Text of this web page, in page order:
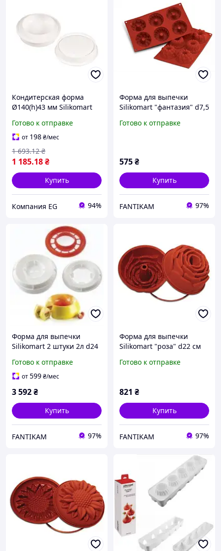
Кондитерская форма
Ø140(h)43 мм Silikomart
Готово к отправке
от 198₴/мес
1 185.18₴
1 693.12 ₴
Купить
Компания EG 94%
Форма для выпечки
Silikomart "фантазия" d7,5
(SF061/C) с быстрой
Готово к отправке
575₴
Купить
FANTIKAM 97%
Форма для выпечки
Silikomart 2 штуки 2л d24
FLAME) с быстрой
доставкой по Украине
Готово к отправке
от599₴/мес
3 592₴
Купить
FANTIKAM 97%
Форма для выпечки
Silikomart "роза" d22 см
с быстрой доставкой по
Готово к отправке
821 ₴
Купить
FANTIKAM 97%